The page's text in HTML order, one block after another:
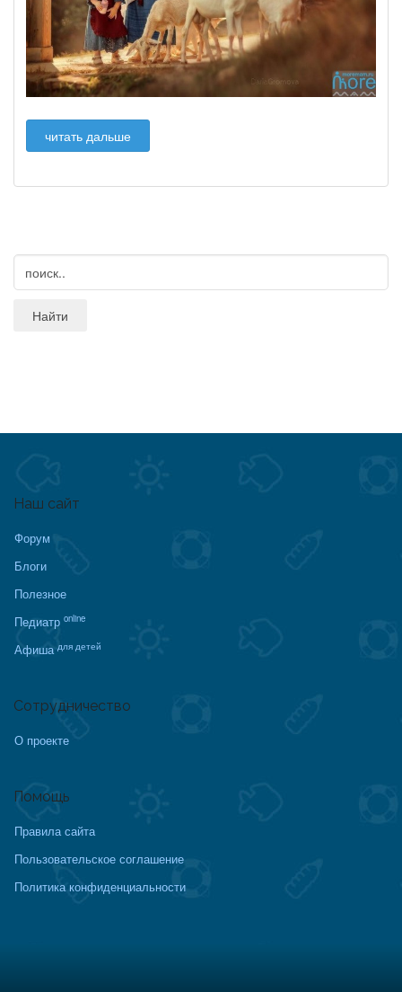
читать дальше
Наш сайт
Форум
Блоги
Полезное
Педиатр online
Афиша для детей
Сотрудничество
О проекте
Помощь
Правила сайта
Пользовательское соглашение
Политика конфиденциальности